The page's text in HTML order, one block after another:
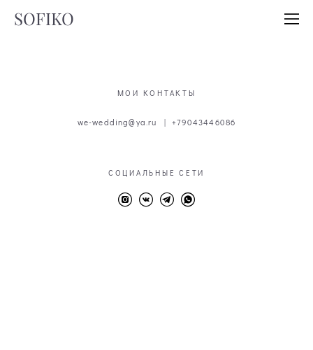
SOFIKO
МОИ КОНТАКТЫ
we-wedding@ya.ru | +79043446086
СОЦИАЛЬНЫЕ СЕТИ